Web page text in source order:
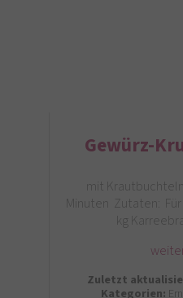
Gewürz-
mit
Minuten Zutaten:
kg
Zuletzt
Kategorien: